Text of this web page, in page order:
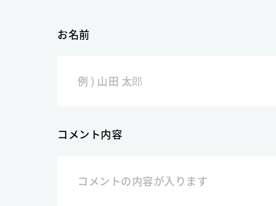
お名前
コメント内容